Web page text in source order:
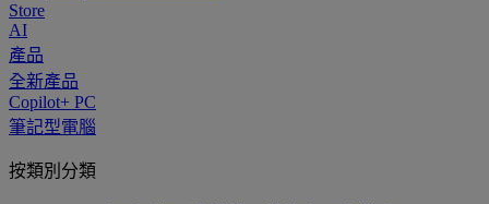
Store
AI
產品
全新產品
Copilot+ PC
筆記型電腦
按類別分類